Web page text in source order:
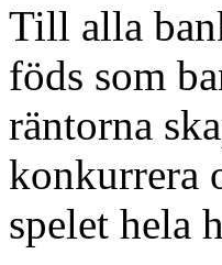
Till alla
föds som
räntorna
konkurrera
spelet hela